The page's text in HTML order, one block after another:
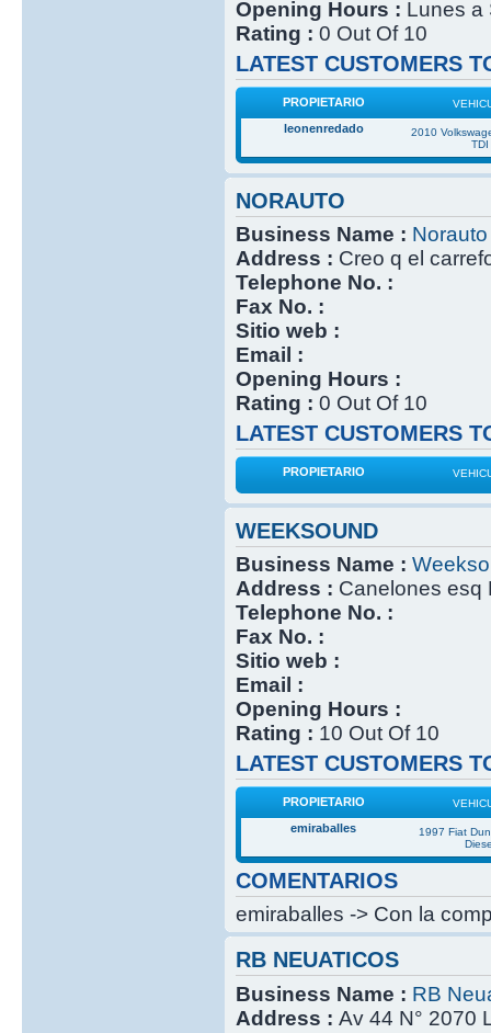
Opening Hours : Lunes a
Rating : 0 Out Of 10
LATEST CUSTOMERS
PROPIETARIO
leonenredado
2010
TDI
NORAUTO
Business Name : Norauto
Address : Creo q el
Telephone No. :
Fax No. :
Sitio web :
Email :
Opening Hours :
Rating : 0 Out Of 10
LATEST CUSTOMERS
PROPIETARIO
WEEKSOUND
Business Name :
Address : Canelones esq
Telephone No. :
Fax No. :
Sitio web :
Email :
Opening Hours :
Rating : 10 Out Of 10
LATEST CUSTOMERS
PROPIETARIO
emiraballes
1997 Fiat
COMENTARIOS
emiraballes -> Con la
RB NEUATICOS
Business Name : RB
Address : Av 44 N° 2070